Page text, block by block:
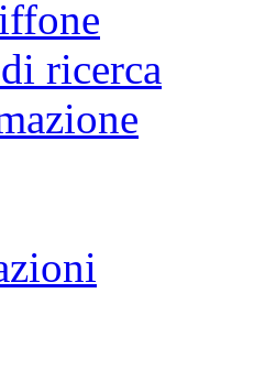
ricerca